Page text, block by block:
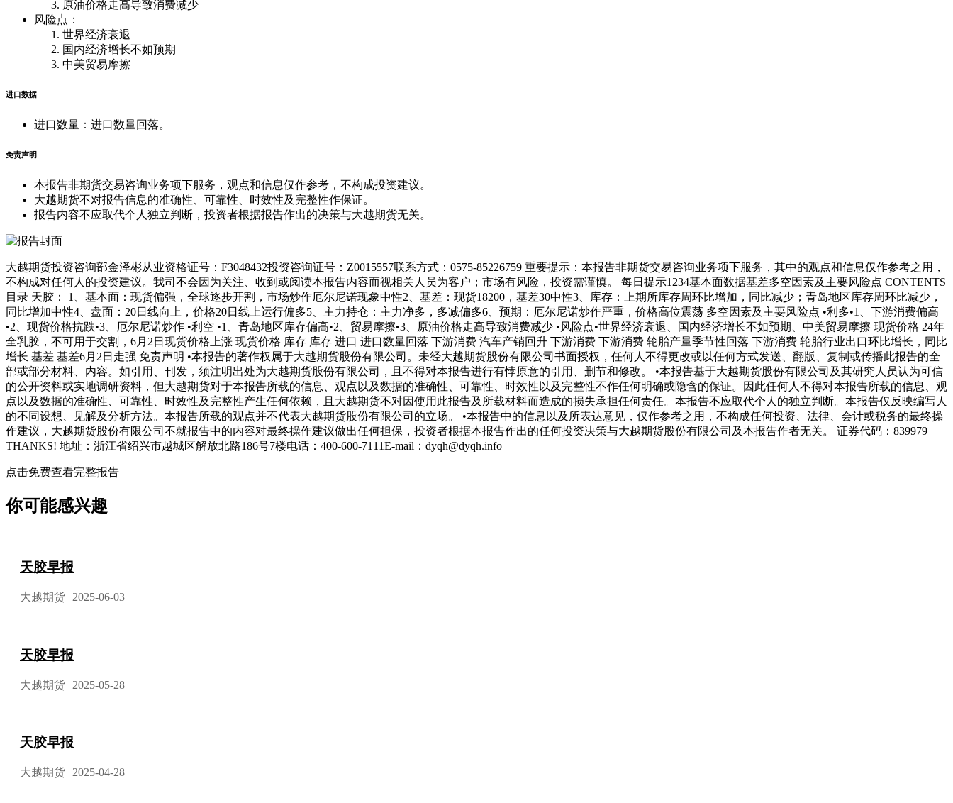
原油价格走高导致消费减少
风险点：
世界经济衰退
国内经济增长不如预期
中美贸易摩擦
进口数据
进口数量：进口数量回落。
免责声明
本报告非期货交易咨询业务项下服务，观点和信息仅作参考，不构成投资建议。
大越期货不对报告信息的准确性、可靠性、时效性及完整性作保证。
报告内容不应取代个人独立判断，投资者根据报告作出的决策与大越期货无关。
大越期货投资咨询部金泽彬从业资格证号：F3048432投资咨询证号：Z0015557联系方式：0575-85226759 重要提示：本报告非期货交易咨询业务项下服务，其中的观点和信息仅作参考之用，
不构成对任何人的投资建议。我司不会因为关注、收到或阅读本报告内容而视相关人员为客户；市场有风险，投资需谨慎。 每日提示1234基本面数据基差多空因素及主要风险点 CONTENTS
目录 天胶： 1、基本面：现货偏强，全球逐步开割，市场炒作厄尔尼诺现象中性2、基差：现货18200，基差30中性3、库存：上期所库存周环比增加，同比减少；青岛地区库存周环比减少，
同比增加中性4、盘面：20日线向上，价格20日线上运行偏多5、主力持仓：主力净多，多减偏多6、预期：厄尔尼诺炒作严重，价格高位震荡 多空因素及主要风险点 •利多•1、下游消费偏高
•2、现货价格抗跌•3、厄尔尼诺炒作 •利空 •1、青岛地区库存偏高•2、贸易摩擦•3、原油价格走高导致消费减少 •风险点•世界经济衰退、国内经济增长不如预期、中美贸易摩擦 现货价格 24年
全乳胶，不可用于交割，6月2日现货价格上涨 现货价格 库存 库存 进口 进口数量回落 下游消费 汽车产销回升 下游消费 下游消费 轮胎产量季节性回落 下游消费 轮胎行业出口环比增长，同比
增长 基差 基差6月2日走强 免责声明 •本报告的著作权属于大越期货股份有限公司。未经大越期货股份有限公司书面授权，任何人不得更改或以任何方式发送、翻版、复制或传播此报告的全
部或部分材料、内容。如引用、刊发，须注明出处为大越期货股份有限公司，且不得对本报告进行有悖原意的引用、删节和修改。 •本报告基于大越期货股份有限公司及其研究人员认为可信
的公开资料或实地调研资料，但大越期货对于本报告所载的信息、观点以及数据的准确性、可靠性、时效性以及完整性不作任何明确或隐含的保证。因此任何人不得对本报告所载的信息、观
点以及数据的准确性、可靠性、时效性及完整性产生任何依赖，且大越期货不对因使用此报告及所载材料而造成的损失承担任何责任。本报告不应取代个人的独立判断。本报告仅反映编写人
的不同设想、见解及分析方法。本报告所载的观点并不代表大越期货股份有限公司的立场。 •本报告中的信息以及所表达意见，仅作参考之用，不构成任何投资、法律、会计或税务的最终操
作建议，大越期货股份有限公司不就报告中的内容对最终操作建议做出任何担保，投资者根据本报告作出的任何投资决策与大越期货股份有限公司及本报告作者无关。 证券代码：839979
THANKS! 地址：浙江省绍兴市越城区解放北路186号7楼电话：400-600-7111E-mail：dyqh@dyqh.info
点击免费查看完整报告
你可能感兴趣
天胶早报
大越期货 2025-06-03
天胶早报
大越期货 2025-05-28
天胶早报
大越期货 2025-04-28